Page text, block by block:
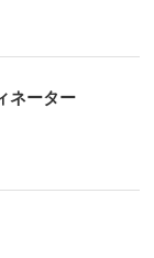
ネーター